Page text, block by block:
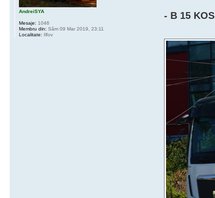
- B 15 KOS
AndreiSYA
Mesaje: 1046
Membru din: Sâm 09 Mar 2019, 23:11
Localitate: Ilfov